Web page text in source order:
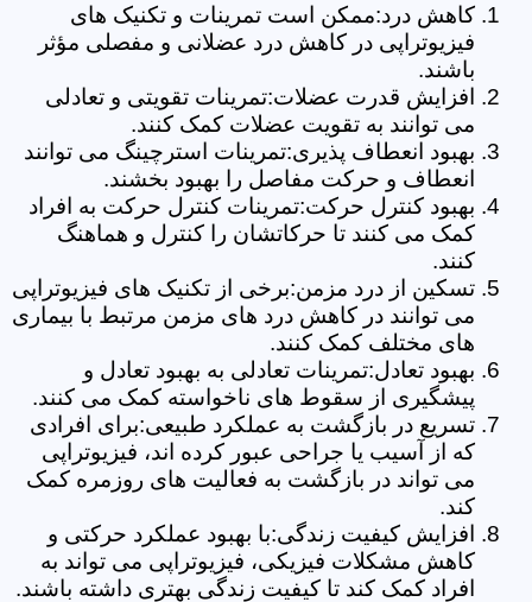
کاهش درد:ممکن است تمرینات و تکنیک های
فیزیوتراپی در کاهش درد عضلانی و مفصلی مؤثر
باشند.
افزایش قدرت عضلات:تمرینات تقویتی و تعادلی
می توانند به تقویت عضلات کمک کنند.
بهبود انعطاف پذیری:تمرینات استرچینگ می توانند
انعطاف و حرکت مفاصل را بهبود بخشند.
بهبود کنترل حرکت:تمرینات کنترل حرکت به افراد
کمک می کنند تا حرکاتشان را کنترل و هماهنگ
کنند.
تسکین از درد مزمن:برخی از تکنیک های فیزیوتراپی
می توانند در کاهش درد های مزمن مرتبط با بیماری
های مختلف کمک کنند.
بهبود تعادل:تمرینات تعادلی به بهبود تعادل و
پیشگیری از سقوط های ناخواسته کمک می کنند.
تسریع در بازگشت به عملکرد طبیعی:برای افرادی
که از آسیب یا جراحی عبور کرده اند، فیزیوتراپی
می تواند در بازگشت به فعالیت های روزمره کمک
کند.
افزایش کیفیت زندگی:با بهبود عملکرد حرکتی و
کاهش مشکلات فیزیکی، فیزیوتراپی می تواند به
افراد کمک کند تا کیفیت زندگی بهتری داشته باشند.